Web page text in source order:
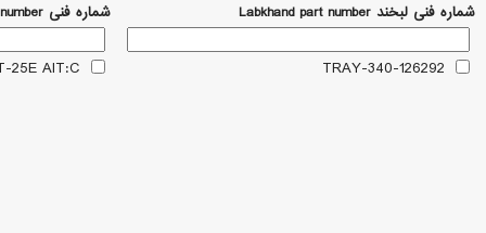
شماره فنی لبخند Labkhand part number شماره فنی Part number